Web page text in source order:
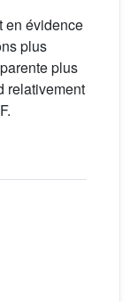
en évidence
plus
plus
relativement